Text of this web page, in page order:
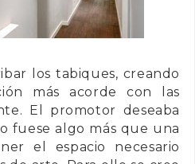
los tabiques, creando
más acorde con las
El promotor deseaba
fuese algo más que una
el espacio necesario